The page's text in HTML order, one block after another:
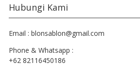
Hubungi Kami
Email : blonsablon@gmail.com
Phone & Whatsapp :
+62 82116450186